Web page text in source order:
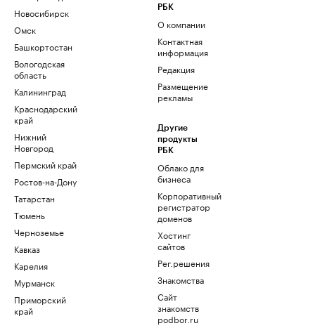
Новосибирск
Омск
Башкортостан
Вологодская
область
Калининград
Краснодарский
край
Нижний
Новгород
Пермский край
Ростов-на-Дону
Татарстан
Тюмень
Черноземье
Кавказ
Карелия
Мурманск
Приморский
край
РБК
О компании
Контактная
информация
Редакция
Размещение
рекламы
Другие
продукты
РБК
Облако для
бизнеса
Корпоративный
регистратор
доменов
Хостинг
сайтов
Рег.решения
Знакомства
Сайт
знакомств
podbor.ru